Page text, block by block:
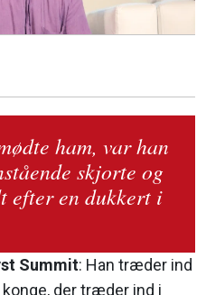
ham, var han
skjorte og
efter en dukkert i
Summit: Han træder ind
der træder ind i